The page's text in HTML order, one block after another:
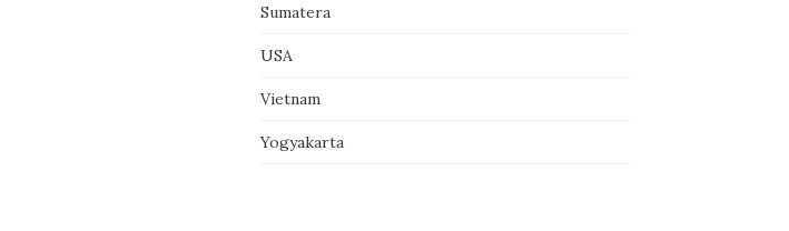
Sumatera
USA
Vietnam
Yogyakarta